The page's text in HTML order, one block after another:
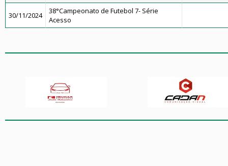
30/11/2024
38°Campeonato de Futebol 7- Série
Acesso